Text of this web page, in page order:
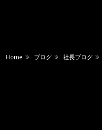
Home ブログ 社長ブログ